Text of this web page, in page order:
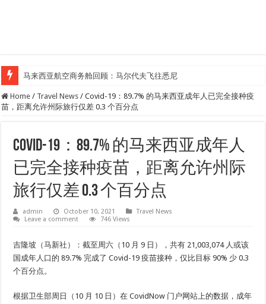
马来西亚航空商务舱回顾：马尔代夫飞往悉尼
Home / Travel News / Covid-19：89.7% 的马来西亚成年人已完全接种疫
苗，距离允许州际旅行仅差 0.3 个百分点
Covid-19：89.7% 的马来西亚成年人
已完全接种疫苗，距离允许州际
旅行仅差 0.3 个百分点
admin October 10, 2021
Travel News
Leave a comment
746 Views
吉隆坡（马新社）：截至周六（10 月 9 日），共有 21,003,074 人或该
国成年人口的 89.7% 完成了 Covid-19 疫苗接种，仅比目标 90% 少 0.3
个百分点。
根据卫生部周日（10 月 10 日）在 CovidNow 门户网站上的数据，成年